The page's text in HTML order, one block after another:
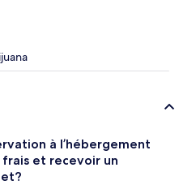
à l’hébergement
frais et recevoir un